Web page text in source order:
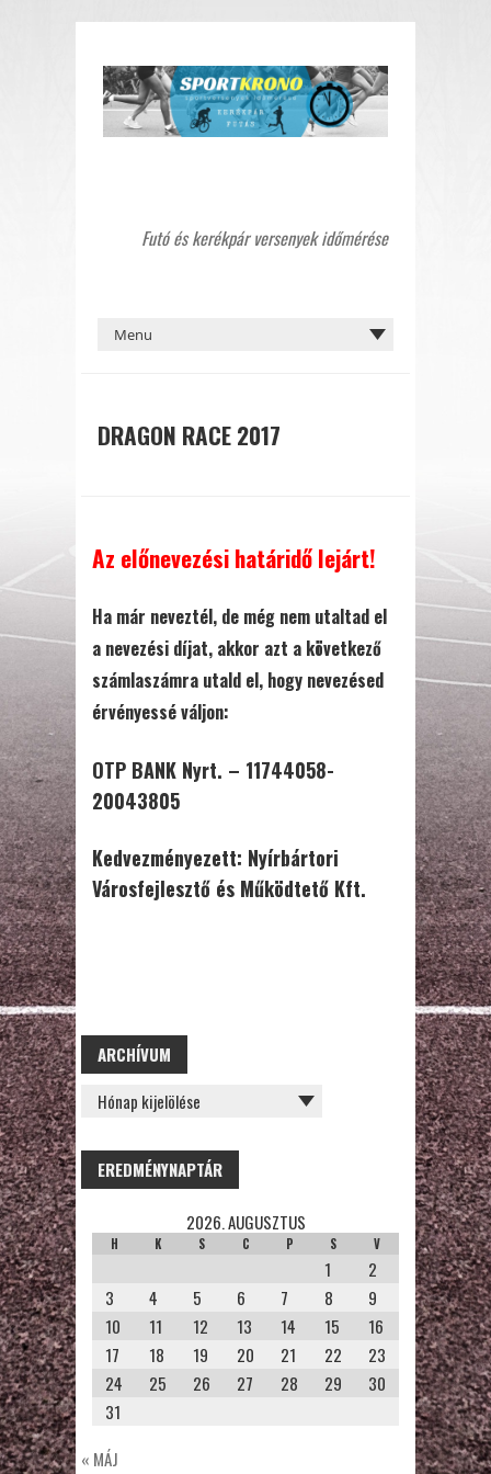
Futó és kerékpár versenyek időmérése
DRAGON RACE 2017
Az előnevezési határidő lejárt!
Ha már neveztél, de még nem utaltad el
a nevezési díjat, akkor azt a következő
számlaszámra utald el, hogy nevezésed
érvényessé váljon:
OTP BANK Nyrt. – 11744058-
20043805
Kedvezményezett: Nyírbártori
Városfejlesztő és Működtető Kft.
ARCHÍVUM
ARCHÍVUM
EREDMÉNYNAPTÁR
2026. AUGUSZTUS
H K S C P S V
1
2
3
4 5 6 7 8
9
10
11 12 13 14 15
16
17
18 19 20 21 22
23
24
25 26 27 28 29
30
31
« MÁJ